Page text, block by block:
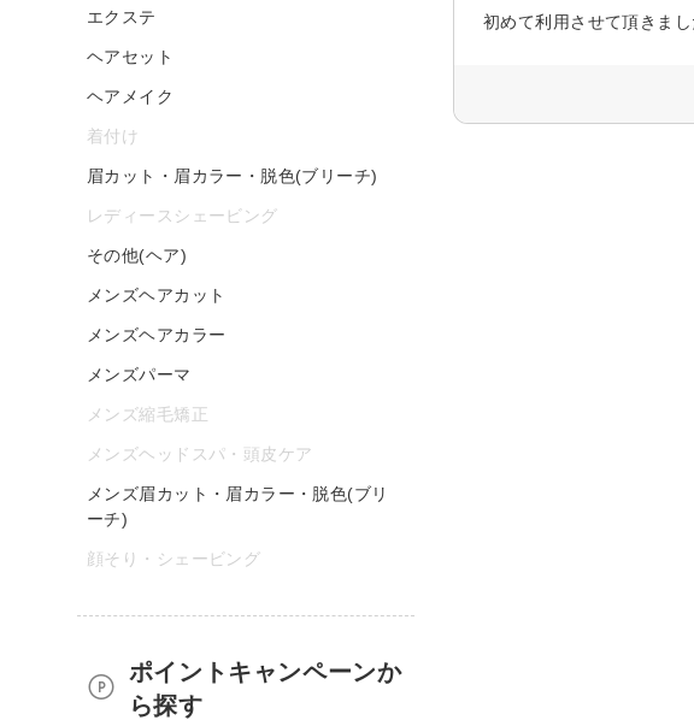
エクステ
ヘアセット
ヘアメイク
着付け
眉カット・眉カラー・脱色(ブリーチ)
レディースシェービング
その他(ヘア)
メンズヘアカット
メンズヘアカラー
メンズパーマ
メンズ縮毛矯正
メンズヘッドスパ・頭皮ケア
メンズ眉カット・眉カラー・脱色(ブリ
ーチ)
顔そり・シェービング
ポイントキャンペーンか
ら探す